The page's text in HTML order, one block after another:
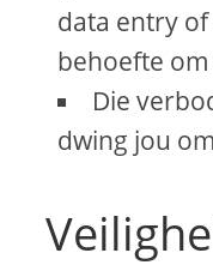
data entry of
behoefte
Die
dwing jou